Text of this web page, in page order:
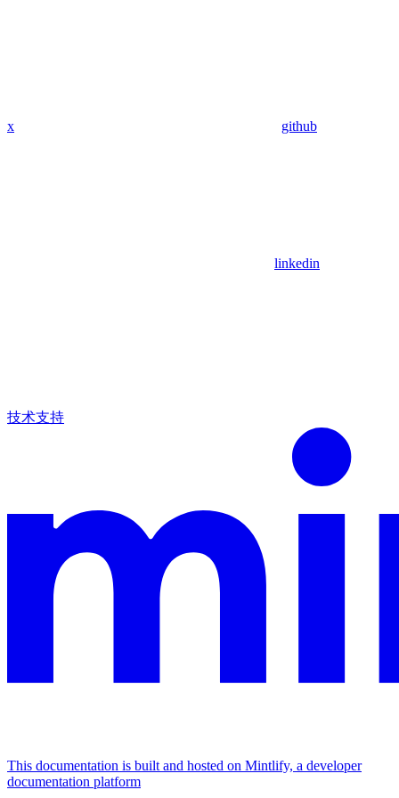
x github
linkedin
技术支持
This documentation is built and hosted on Mintlify, a developer
documentation platform